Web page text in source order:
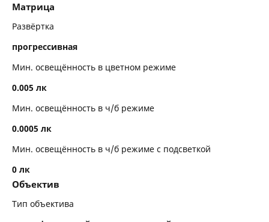
Матрица
Развёртка
прогрессивная
Мин. освещённость в цветном режиме
0.005 лк
Мин. освещённость в ч/б режиме
0.0005 лк
Мин. освещённость в ч/б режиме с подсветкой
0 лк
Объектив
Тип объектива